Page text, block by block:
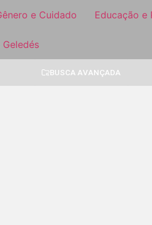
e Cuidado Educação e
Geledés
BUSCA AVANÇADA